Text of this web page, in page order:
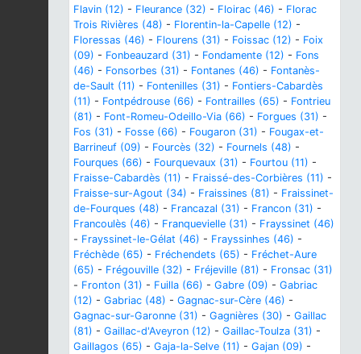
Flavin (12) - Fleurance (32) - Floirac (46) - Florac
Trois Rivières (48) - Florentin-la-Capelle (12) -
Floressas (46) - Flourens (31) - Foissac (12) - Foix
(09) - Fonbeauzard (31) - Fondamente (12) - Fons
(46) - Fonsorbes (31) - Fontanes (46) - Fontanès-
de-Sault (11) - Fontenilles (31) - Fontiers-Cabardès
(11) - Fontpédrouse (66) - Fontrailles (65) - Fontrieu
(81) - Font-Romeu-Odeillo-Via (66) - Forgues (31) -
Fos (31) - Fosse (66) - Fougaron (31) - Fougax-et-
Barrineuf (09) - Fourcès (32) - Fournels (48) -
Fourques (66) - Fourquevaux (31) - Fourtou (11) -
Fraisse-Cabardès (11) - Fraissé-des-Corbières (11) -
Fraisse-sur-Agout (34) - Fraissines (81) - Fraissinet-
de-Fourques (48) - Francazal (31) - Francon (31) -
Francoulès (46) - Franquevielle (31) - Frayssinet (46)
- Frayssinet-le-Gélat (46) - Frayssinhes (46) -
Fréchède (65) - Fréchendets (65) - Fréchet-Aure
(65) - Frégouville (32) - Fréjeville (81) - Fronsac (31)
- Fronton (31) - Fuilla (66) - Gabre (09) - Gabriac
(12) - Gabriac (48) - Gagnac-sur-Cère (46) -
Gagnac-sur-Garonne (31) - Gagnières (30) - Gaillac
(81) - Gaillac-d'Aveyron (12) - Gaillac-Toulza (31) -
Gaillagos (65) - Gaja-la-Selve (11) - Gajan (09) -